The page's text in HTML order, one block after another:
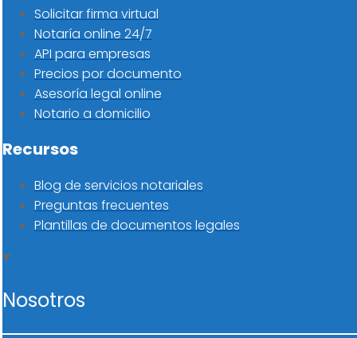
Solicitar firma virtual
Notaría online 24/7
API para empresas
Precios por documento
Asesoría legal online
Notario a domicilio
Recursos
Blog de servicios notariales
Preguntas frecuentes
Plantillas de documentos legales
Nosotros